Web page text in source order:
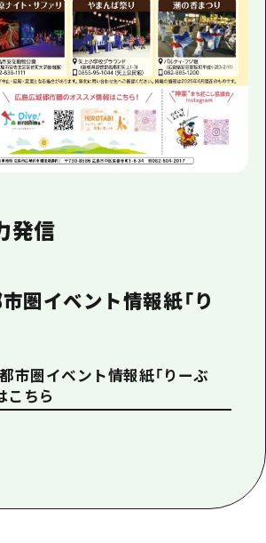
発信
圏イベント情報紙「り
市圏イベント情報紙「りーぶ
こちら